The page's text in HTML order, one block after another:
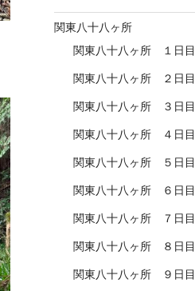
関東八十八ヶ所
関東八十八ヶ所 １日目
関東八十八ヶ所 ２日目
関東八十八ヶ所 ３日目
関東八十八ヶ所 ４日目
関東八十八ヶ所 ５日目
関東八十八ヶ所 ６日目
関東八十八ヶ所 ７日目
関東八十八ヶ所 ８日目
関東八十八ヶ所 ９日目